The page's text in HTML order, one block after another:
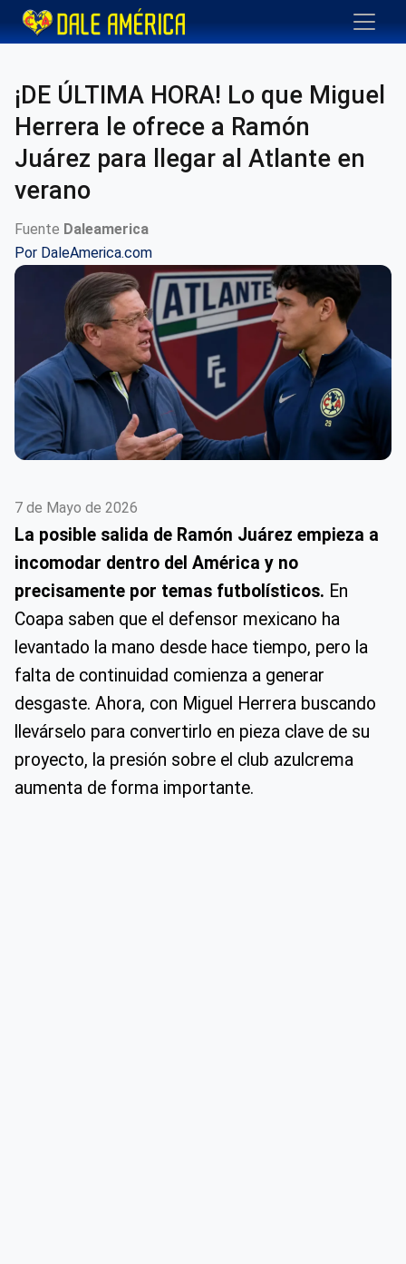
¡DE ÚLTIMA HORA! Lo que Miguel
Herrera le ofrece a Ramón
Juárez para llegar al Atlante en
verano
Fuente Daleamerica
Por DaleAmerica.com
7 de Mayo de 2026
La posible salida de Ramón Juárez empieza a
incomodar dentro del América y no
precisamente por temas futbolísticos. En
Coapa saben que el defensor mexicano ha
levantado la mano desde hace tiempo, pero la
falta de continuidad comienza a generar
desgaste. Ahora, con Miguel Herrera buscando
llevárselo para convertirlo en pieza clave de su
proyecto, la presión sobre el club azulcrema
aumenta de forma importante.